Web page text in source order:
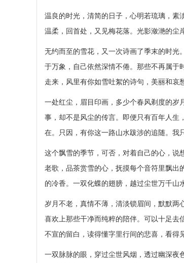
温良的时光，清简的日子，心明若琉璃，素
温柔，回首处，又见梅花落。光影潋滟的尘
无约而至的雪花，又一次诗画了季末的时光
于万象，自己依然深情不倦。那些不再属于
走来，风里有你如雪吐絮的诗句，美丽和哀
一处红尘，眉目印画，多少个春风剃度的岁
事，却不是风尘的传言。即便只有百年人生
在。只因，有你这一路山水跋涉的追随。我
这个飘雪的季节，可否，对着自己的心，说
老歌，品茶赏雪的心，抚摸每个音符里飘出
的冷香。一双化蝶的翅膀，越过尘世万千山
岁月不老，真情不薄，清淡锁眉间，默默两
喜欢上那些干净而纯粹的陪伴。可以十足去
不宣的留白，读得懂字里行间的悲喜，看得
一双脉脉的眼，穿过尘世风烟，透过幽深夜